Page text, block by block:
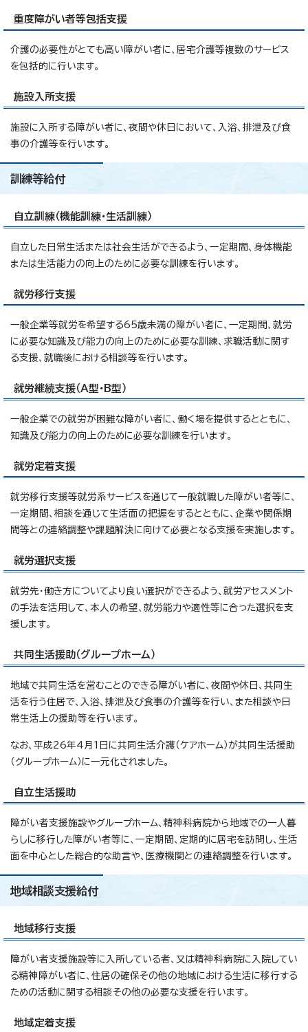
重度障がい者等包括支援
介護の必要性がとても高い障がい者に、居宅介護等複数のサービス
を包括的に行います。
施設入所支援
施設に入所する障がい者に、夜間や休日において、入浴、排泄及び食
事の介護等を行います。
訓練等給付
自立訓練（機能訓練・生活訓練）
自立した日常生活または社会生活ができるよう、一定期間、身体機能
または生活能力の向上のために必要な訓練を行います。
就労移行支援
一般企業等就労を希望する65歳未満の障がい者に、一定期間、就労
に必要な知識及び能力の向上のために必要な訓練、求職活動に関す
る支援、就職後における相談等を行います。
就労継続支援（A型・B型）
一般企業での就労が困難な障がい者に、働く場を提供するとともに、
知識及び能力の向上のために必要な訓練を行います。
就労定着支援
就労移行支援等就労系サービスを通じて一般就職した障がい者等に、
一定期間、相談を通じて生活面の把握をするとともに、企業や関係期
間等との連絡調整や課題解決に向けて必要となる支援を実施します。
就労選択支援
就労先・働き方についてより良い選択ができるよう、就労アセスメント
の手法を活用して、本人の希望、就労能力や適性等に合った選択を支
援します。
共同生活援助（グループホーム）
地域で共同生活を営むことのできる障がい者に、夜間や休日、共同生
活を行う住居で、入浴、排泄及び食事の介護等を行い、また相談や日
常生活上の援助等を行います。
なお、平成26年4月1日に共同生活介護（ケアホーム）が共同生活援助
（グループホーム）に一元化されました。
自立生活援助
障がい者支援施設やグループホーム、精神科病院から地域での一人暮
らしに移行した障がい者等に、一定期間、定期的に居宅を訪問し、生活
面を中心とした総合的な助言や、医療機関との連絡調整を行います。
地域相談支援給付
地域移行支援
障がい者支援施設等に入所している者、又は精神科病院に入院してい
る精神障がい者に、住居の確保その他の地域における生活に移行する
ための活動に関する相談その他の必要な支援を行います。
地域定着支援